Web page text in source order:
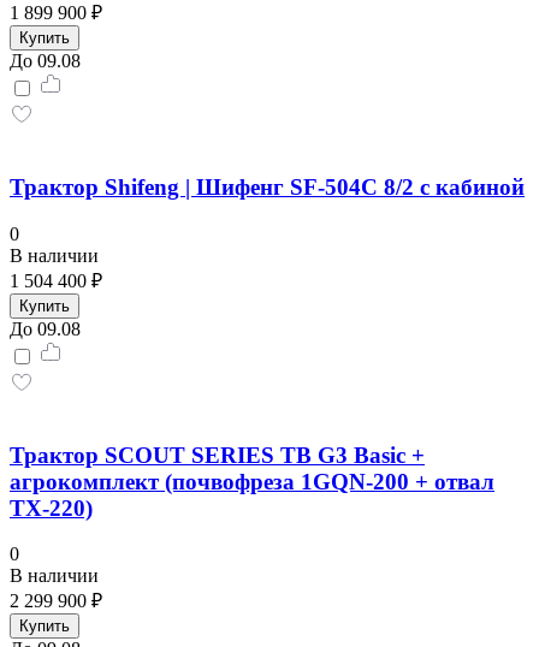
1 899 900 ₽
Купить
До 09.08
Трактор Shifeng | Шифенг SF-504С 8/2 с кабиной
0
В наличии
1 504 400 ₽
Купить
До 09.08
Трактор SCOUT SERIES TB G3 Basic +
агрокомплект (почвофреза 1GQN-200 + отвал
TX-220)
0
В наличии
2 299 900 ₽
Купить